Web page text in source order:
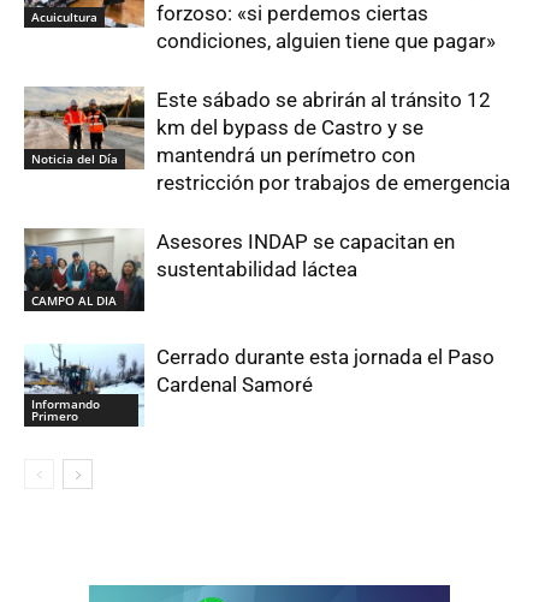
Acuicultura
forzoso: «si perdemos ciertas
condiciones, alguien tiene que pagar»
Noticia del Día
Este sábado se abrirán al tránsito 12
km del bypass de Castro y se
mantendrá un perímetro con
restricción por trabajos de emergencia
CAMPO AL DIA
Asesores INDAP se capacitan en
sustentabilidad láctea
Informando
Primero
Cerrado durante esta jornada el Paso
Cardenal Samoré